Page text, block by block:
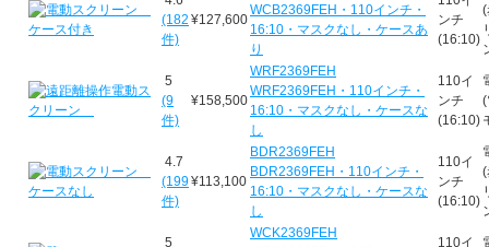
(182
件)
¥127,600
WCB2369FEH・110インチ・
16:10・マスクなし・ケースあ
り
ンチ
(16:10)
(
5
(9
件)
¥158,500
WRF2369FEH
WRF2369FEH・110インチ・
16:10・マスクなし・ケースな
し
110イ
ンチ
(16:10)
(
4.7
(199
件)
¥113,100
BDR2369FEH
BDR2369FEH・110インチ・
16:10・マスクなし・ケースな
し
110イ
ンチ
(16:10)
(
5
WCK2369FEH
110イ